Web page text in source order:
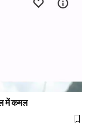
में कमल